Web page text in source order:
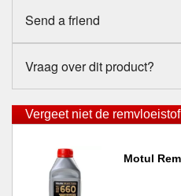
Send a friend
Vraag over dit product?
Vergeet niet de
Motul